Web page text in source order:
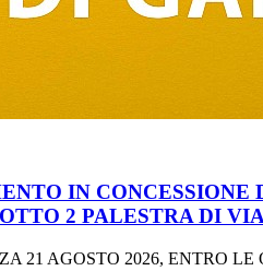
IN
2 PALESTRA DI
21 AGOSTO 2026, ENTRO LE